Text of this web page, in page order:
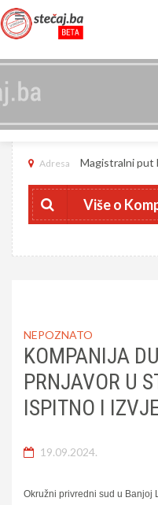
KOMPANIJA
4401217730006
Adresa Magistralni put
Više o
NEPOZNATO
KOMPANIJA
PRNJAVOR U
ISPITNO I
19.09.2024.
Okružni privredni sud u Banjoj